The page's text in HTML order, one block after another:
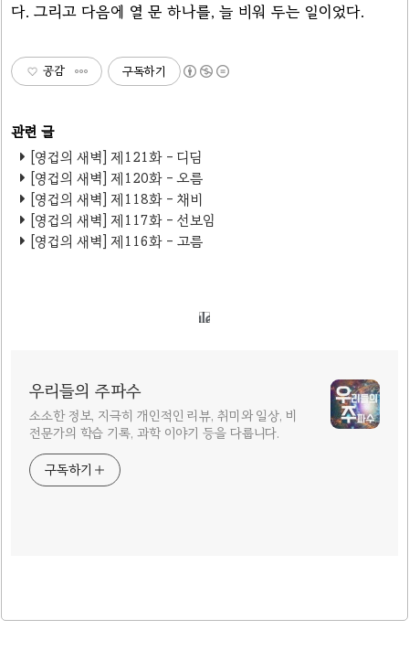
다. 그리고 다음에 열 문 하나를, 늘 비워 두는 일이었다.
공감 구독하기
[영겁의 새벽] 제121화 - 디딤
[영겁의 새벽] 제120화 - 오름
[영겁의 새벽] 제118화 - 채비
[영겁의 새벽] 제117화 - 선보임
[영겁의 새벽] 제116화 - 고름
우리들의 주파수
소소한 정보, 지극히 개인적인 리뷰, 취미와 일상, 비
전문가의 학습 기록, 과학 이야기 등을 다룹니다.
구독하기